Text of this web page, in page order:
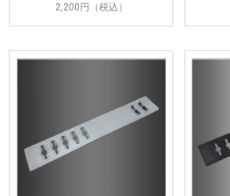
2,200円（税込）